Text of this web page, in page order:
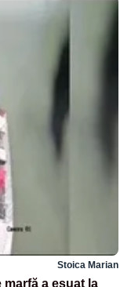
Stoica Marian
marfă a eșuat la